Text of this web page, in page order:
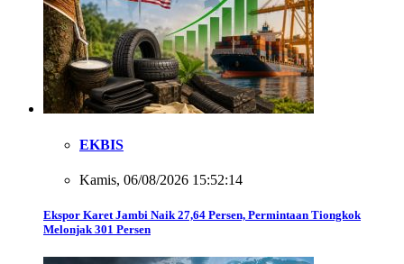
EKBIS
Kamis, 06/08/2026 15:52:14
Ekspor Karet Jambi Naik 27,64 Persen, Permintaan Tiongkok
Melonjak 301 Persen